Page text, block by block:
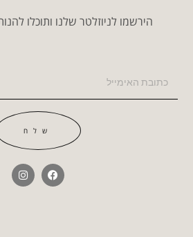
הירשמו לניוזלטר שלנו ותוכלו
שלח